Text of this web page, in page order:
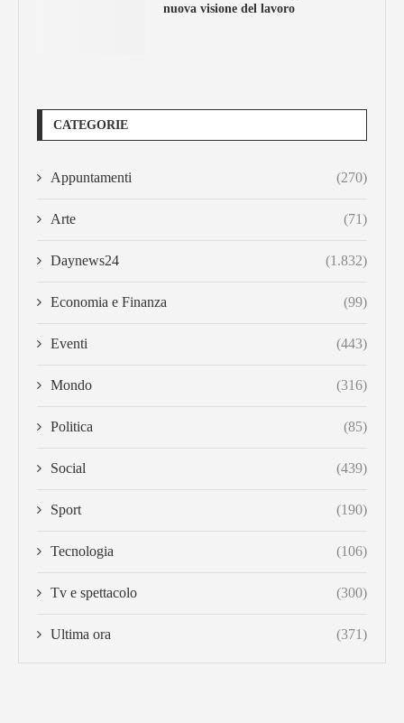
nuova visione del lavoro
CATEGORIE
Appuntamenti (270)
Arte (71)
Daynews24 (1.832)
Economia e Finanza (99)
Eventi (443)
Mondo (316)
Politica (85)
Social (439)
Sport (190)
Tecnologia (106)
Tv e spettacolo (300)
Ultima ora (371)